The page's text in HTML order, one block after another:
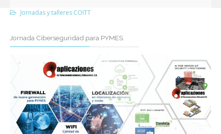
Jornadas y talleres COITT
Jornada Ciberseguridad para PYMES.